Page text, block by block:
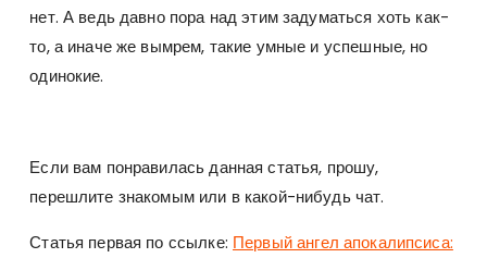
нет. А ведь давно пора над этим задуматься хоть как-
то, а иначе же вымрем, такие умные и успешные, но
одинокие.
Если вам понравилась данная статья, прошу,
перешлите знакомым или в какой-нибудь чат.
Статья первая по ссылке: Первый ангел апокалипсиса: